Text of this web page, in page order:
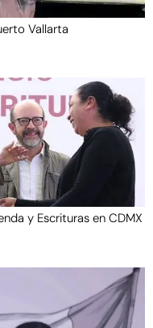
Vallarta
y Escrituras en CDMX